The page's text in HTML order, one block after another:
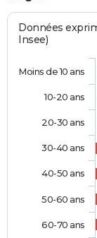
Données
Insee)
Moins de 10 ans
10-20 ans
20-30 ans
30-40 ans
40-50 ans
50-60 ans
60-70 ans